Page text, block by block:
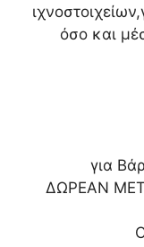
όσο και
για
ΔΩΡΕΑΝ